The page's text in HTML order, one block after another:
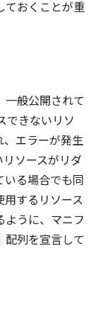
ておくことが重
一般公開されて
できないリソ
、エラーが発生
リソースがリダ
いる場合でも同
するリソース
ように、マニフ
配列を宣言して